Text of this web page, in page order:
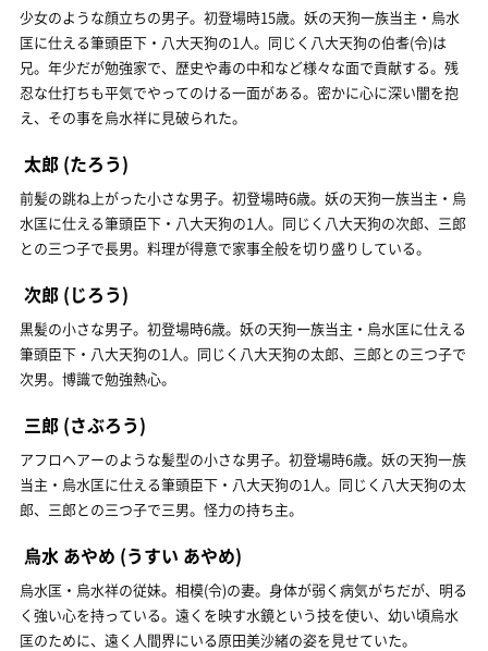
少女のような顔立ちの男子。初登場時15歳。妖の天狗一族当主・烏水
匡に仕える筆頭臣下・八大天狗の1人。同じく八大天狗の伯耆(令)は
兄。年少だが勉強家で、歴史や毒の中和など様々な面で貢献する。残
忍な仕打ちも平気でやってのける一面がある。密かに心に深い闇を抱
え、その事を烏水祥に見破られた。
太郎 (たろう)
前髪の跳ね上がった小さな男子。初登場時6歳。妖の天狗一族当主・烏
水匡に仕える筆頭臣下・八大天狗の1人。同じく八大天狗の次郎、三郎
との三つ子で長男。料理が得意で家事全般を切り盛りしている。
次郎 (じろう)
黒髪の小さな男子。初登場時6歳。妖の天狗一族当主・烏水匡に仕える
筆頭臣下・八大天狗の1人。同じく八大天狗の太郎、三郎との三つ子で
次男。博識で勉強熱心。
三郎 (さぶろう)
アフロヘアーのような髪型の小さな男子。初登場時6歳。妖の天狗一族
当主・烏水匡に仕える筆頭臣下・八大天狗の1人。同じく八大天狗の太
郎、三郎との三つ子で三男。怪力の持ち主。
烏水 あやめ (うすい あやめ)
烏水匡・烏水祥の従妹。相模(令)の妻。身体が弱く病気がちだが、明る
く強い心を持っている。遠くを映す水鏡という技を使い、幼い頃烏水
匡のために、遠く人間界にいる原田美沙緒の姿を見せていた。